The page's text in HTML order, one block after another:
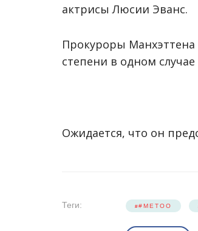
актрисы Люсии Эванс.
Прокуроры
степени в одном
Ожидается, что он
Теги: #METOO